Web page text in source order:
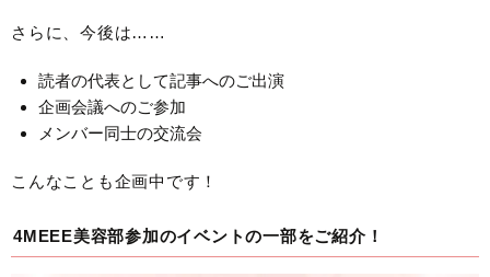
さらに、今後は……
読者の代表として記事へのご出演
企画会議へのご参加
メンバー同士の交流会
こんなことも企画中です！
4MEEE美容部参加のイベントの一部をご紹介！